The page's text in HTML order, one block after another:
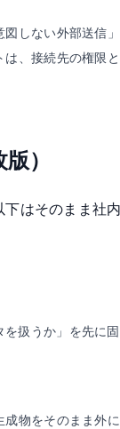
しない外部送信
、接続先の権限
）
はそのまま社
扱うか」を先に
物をそのまま外